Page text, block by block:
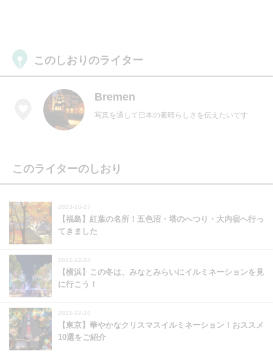
このしおりのライター
Bremen
写真を通して日本の素晴らしさを伝えたいです
このライターのしおり
2023-10-27
【福島】紅葉の名所！五色沼・塔のへつり・大内宿へ行っ
てきました
2022-12-24
【横浜】この冬は、みなとみらいにイルミネーションを見
に行こう！
2022-12-10
【東京】華やかなクリスマスイルミネーション！おススメ
10選をご紹介